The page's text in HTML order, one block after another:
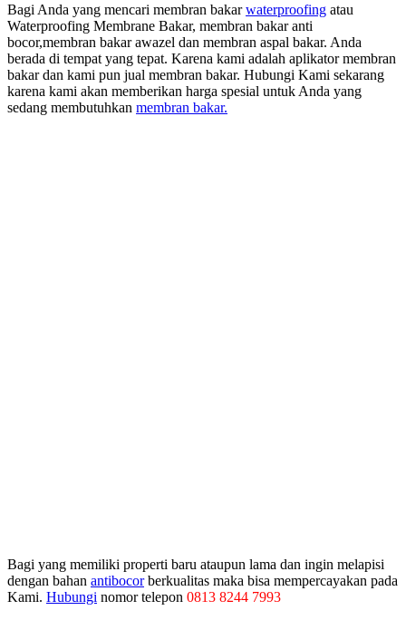
Bagi Anda yang mencari membran bakarwaterproofing atau
Waterproofing Membrane Bakar, membran bakar anti
bocor,membran bakar awazel dan membran aspal bakar. Anda
berada di tempat yang tepat. Karena kami adalah aplikator membran
bakar dan kami pun jual membran bakar. Hubungi Kami sekarang
karena kami akan memberikan harga spesial untuk Anda yang
sedang membutuhkan membran bakar.
Bagi yang memiliki properti baru ataupun lama dan ingin melapisi
dengan bahan antibocorberkualitas maka bisa mempercayakan pada
Kami. Hubungi nomor telepon 0813 8244 7993